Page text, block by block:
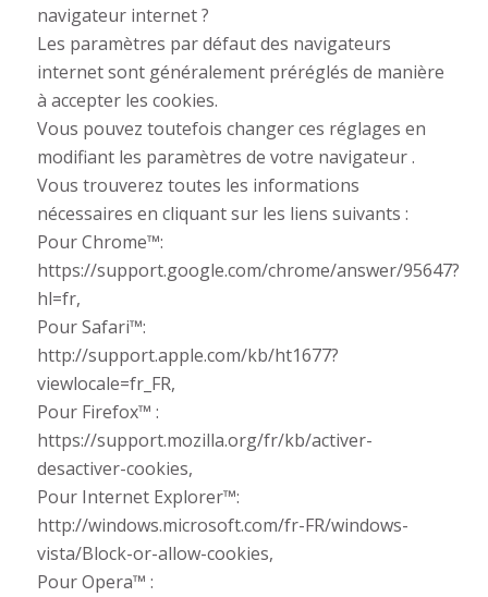
navigateur internet ?
Les paramètres par défaut des navigateurs
internet sont généralement préréglés de manière
à accepter les cookies.
Vous pouvez toutefois changer ces réglages en
modifiant les paramètres de votre navigateur .
Vous trouverez toutes les informations
nécessaires en cliquant sur les liens suivants :
Pour Chrome™:
https://support.google.com/chrome/answer/95647?
hl=fr,
Pour Safari™:
http://support.apple.com/kb/ht1677?
viewlocale=fr_FR,
Pour Firefox™ :
https://support.mozilla.org/fr/kb/activer-
desactiver-cookies,
Pour Internet Explorer™:
http://windows.microsoft.com/fr-FR/windows-
vista/Block-or-allow-cookies,
Pour Opera™ :